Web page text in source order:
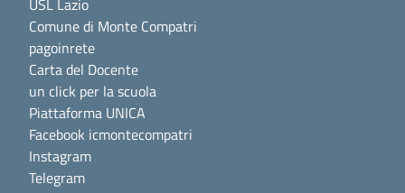
USL Lazio
Comune di Monte Compatri
pagoinrete
Carta del Docente
un click per la scuola
Piattaforma UNICA
Facebook icmontecompatri
Instagram
Telegram